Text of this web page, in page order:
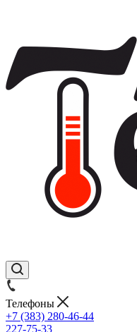
Телефоны
+7 (383) 280-46-44
227-75-33